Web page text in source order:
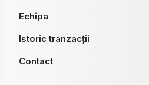
Echipa
Istoric tranzacții
Contact